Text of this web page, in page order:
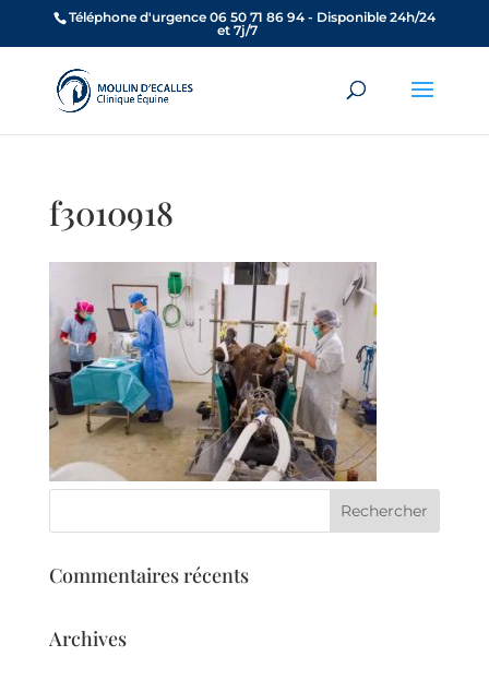
Téléphone d'urgence 06 50 71 86 94 - Disponible 24h/24
et 7j/7
f3010918
Commentaires récents
Archives